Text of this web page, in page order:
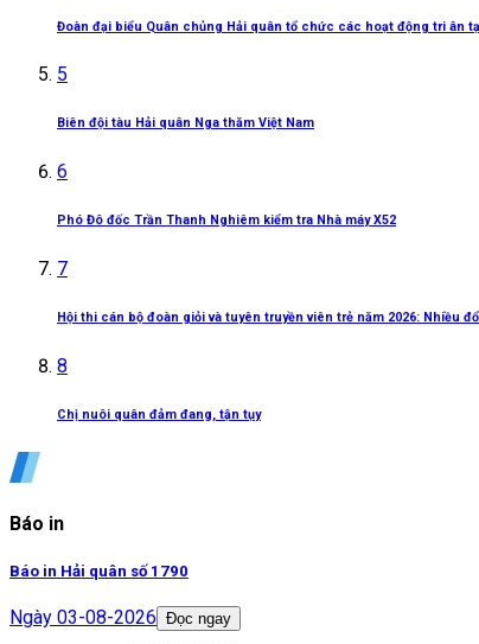
Đoàn đại biểu Quân chủng Hải quân tổ chức các hoạt động tri ân
5
Biên đội tàu Hải quân Nga thăm Việt Nam
6
Phó Đô đốc Trần Thanh Nghiêm kiểm tra Nhà máy X52
7
Hội thi cán bộ đoàn giỏi và tuyên truyền viên trẻ năm 2026: Nhiều
8
Chị nuôi quân đảm đang, tận tụy
Báo in
Báo in Hải quân số 1790
Ngày 03-08-2026 Đọc ngay